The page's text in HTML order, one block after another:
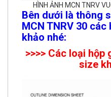
HÌNH ẢNH MCN TNRV
Bên dưới là thông
MCN TNRV 30
khảo nhé:
>>>> Các loại hộp
size